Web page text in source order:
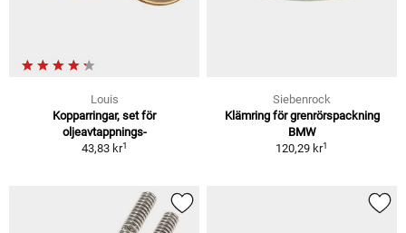
Louis
Kopparringar, set för
oljeavtappnings-
43,83 kr1
Siebenrock
Klämring för grenrörspackning
BMW
120,29 kr1